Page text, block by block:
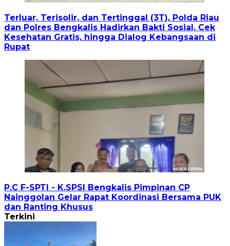
Terluar, Terisolir, dan Tertinggal (3T), Polda Riau
dan Polres Bengkalis Hadirkan Bakti Sosial, Cek
Kesehatan Gratis, hingga Dialog Kebangsaan di
Rupat
P.C F-SPTI - K.SPSI Bengkalis Pimpinan CP
Nainggolan Gelar Rapat Koordinasi Bersama PUK
dan Ranting Khusus
Terkini